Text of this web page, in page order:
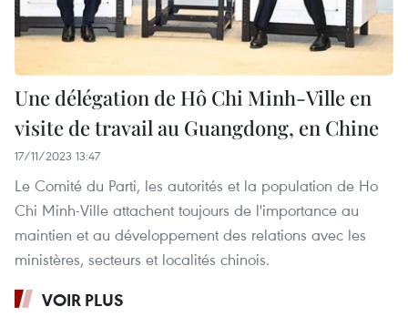
Une délégation de Hô Chi Minh-Ville en
visite de travail au Guangdong, en Chine
17/11/2023 13:47
Le Comité du Parti, les autorités et la population de Ho
Chi Minh-Ville attachent toujours de l'importance au
maintien et au développement des relations avec les
ministères, secteurs et localités chinois.
VOIR PLUS